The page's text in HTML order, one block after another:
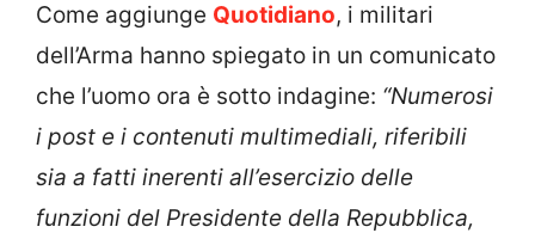
Come aggiunge Quotidiano, i militari
dell’Arma hanno spiegato in un comunicato
che l’uomo ora è sotto indagine: “Numerosi
i post e i contenuti multimediali, riferibili
sia a fatti inerenti all’esercizio delle
funzioni del Presidente della Repubblica,